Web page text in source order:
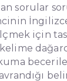
sorular
için